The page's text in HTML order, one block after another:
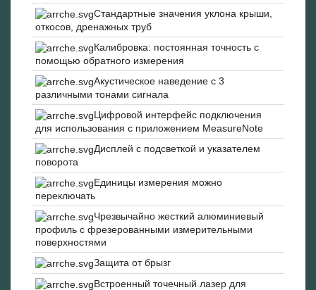
Стандартные значения уклона крыши,
откосов, дренажных труб
Калибровка: постоянная точность с
помощью обратного измерения
Акустическое наведение с 3
различными тонами сигнала
Цифровой интерфейс подключения
для использования с приложением MeasureNote
Дисплей с подсветкой и указателем
поворота
Единицы измерения можно
переключать
Чрезвычайно жесткий алюминиевый
профиль с фрезерованными измерительными
поверхностями
Защита от брызг
Встроенный точечный лазер для